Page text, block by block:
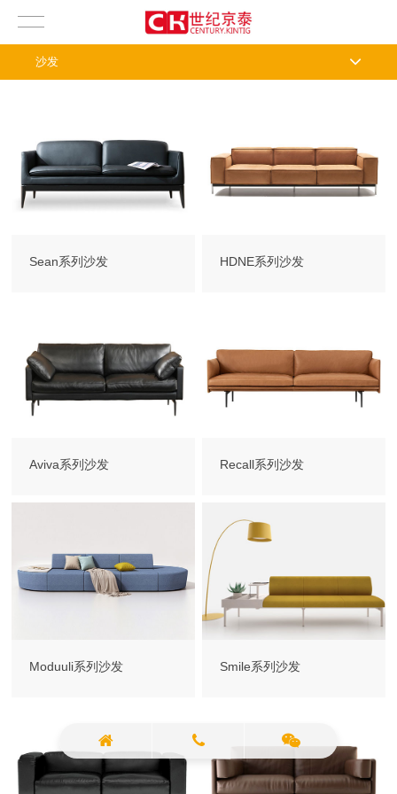
Sean系列沙发 HDNE系列沙发
Aviva系列沙发 Recall系列沙发
Moduuli系列沙发 Smile系列沙发
沙发